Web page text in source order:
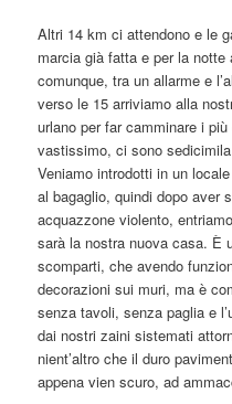
Altri 14 km ci attendono e le
marcia già fatta e per la
comunque, tra un allarme e
verso le 15 arriviamo alla
urlano per far camminare i
vastissimo, ci sono
Veniamo introdotti in un
al bagaglio, quindi dopo aver
acquazzone violento,
sarà la nostra nuova casa. È
scomparti, che avendo
decorazioni sui muri, ma è
senza tavoli, senza paglia e
dai nostri zaini sistemati
nient’altro che il duro
appena vien scuro, ad